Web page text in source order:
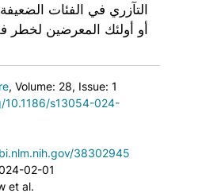
التآزري في الفئات
أو أولئك المعرضين لخطر
, Volume: 28, Issue: 1
10.1186/s13054-024-
38302945
02-01
et al.